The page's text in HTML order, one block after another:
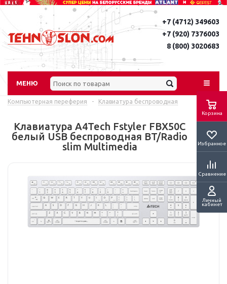
Корзина
Избранное
Сравнение
Личный
кабинет
+7 (4712) 349603
+7 (920) 7376003
8 (800) 3020683
МЕНЮ
Компьютерная переферия - Клавиатура беспроводная
Клавиатура A4Tech Fstyler FBX50C
белый USB беспроводная BT/Radio
slim Multimedia